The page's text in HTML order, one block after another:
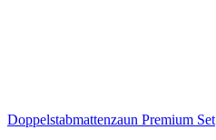
Doppelstabmattenzaun Premium Set